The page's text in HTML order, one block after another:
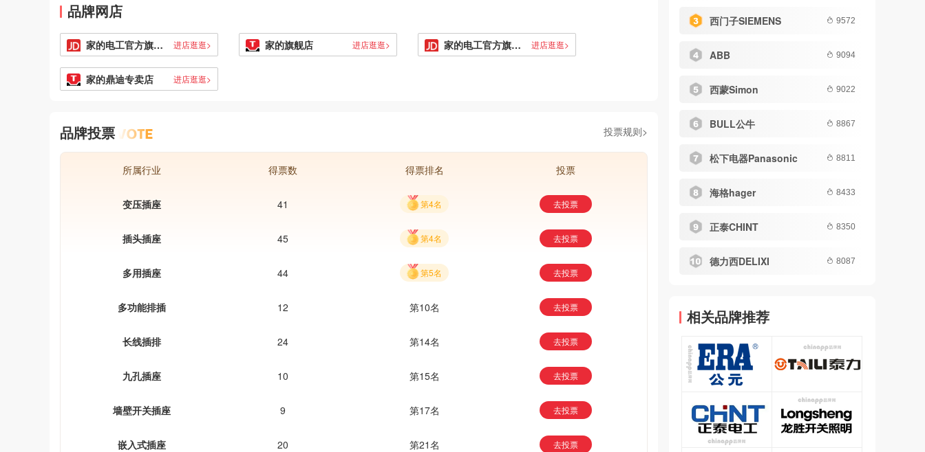
家庭生活更具品质感。
解是很有必要的。那么，接下来小编就
为大家介绍家用电器十大品牌排行榜。
品牌网店
家的电工官方旗舰店 进店逛逛> 家的旗舰店 进店逛逛> 家的电工官方旗舰店 进店逛逛>
家的鼎迪专卖店 进店逛逛>
品牌投票 投票规则>
所属行业 得票数 得票排名 投票
变压插座 41 第4名 去投票
插头插座 45 第4名 去投票
多用插座 44 第5名 去投票
多功能排插 12 第10名 去投票
长线插排 24 第14名 去投票
九孔插座 10 第15名 去投票
墙壁开关插座 9 第17名 去投票
嵌入式插座 20 第21名 去投票
西门子SIEMENS 9572
ABB 9094
西蒙Simon 9022
BULL公牛 8867
松下电器Panasonic 8811
海格hager 8433
正泰CHINT 8350
德力西DELIXI 8087
相关品牌推荐